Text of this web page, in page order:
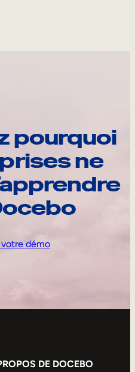
pourquoi
ne
démo
DE DOCEBO